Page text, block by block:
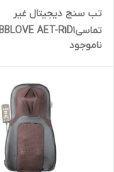
تب سنج دیجیتال غیر
تماسیBBLOVE AET-R1D1
ناموجود